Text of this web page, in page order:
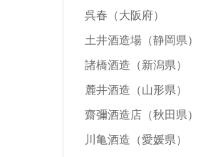
呉春 （大阪府）
土井酒造場 （静岡県）
諸橋酒造 （新潟県）
麓井酒造 （山形県）
齋彌酒造店 （秋田県）
川亀酒造 （愛媛県）